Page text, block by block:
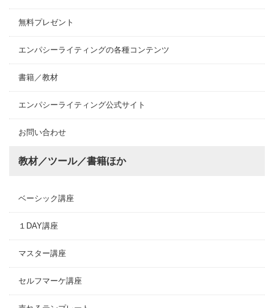
無料プレゼント
エンパシーライティングの各種コンテンツ
書籍／教材
エンパシーライティング公式サイト
お問い合わせ
教材／ツール／書籍ほか
ベーシック講座
１DAY講座
マスター講座
セルフマーケ講座